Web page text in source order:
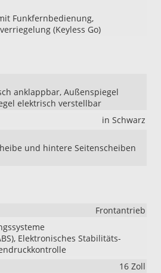
Funkfernbedienung,
(Keyless Go)
anklappbar, Außenspiegel
elektrisch verstellbar
in Schwarz
und hintere Seitenscheiben
Frontantrieb
Elektronisches Stabilitäts-
16 Zoll